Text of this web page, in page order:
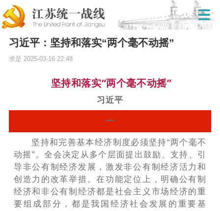
习近平：坚持和落实“两个毫不动摇”
求是 2025-03-16 22:48
坚持和落实“两个毫不动摇”
习近平
一
坚持和完善基本经济制度必须坚持“两个毫不
动摇”。全会决定从多个层面提出鼓励、支持、引
导非公有制经济发展，激发非公有制经济活力和
创造力的改革举措。在功能定位上，明确公有制
经济和非公有制经济都是社会主义市场经济的重
要组成部分，都是我国经济社会发展的重要基